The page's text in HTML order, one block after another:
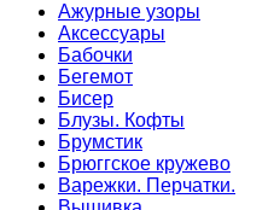
Ажурные узоры
Аксессуары
Бабочки
Бегемот
Бисер
Блузы. Кофты
Брумстик
Брюггское кружево
Варежки. Перчатки.